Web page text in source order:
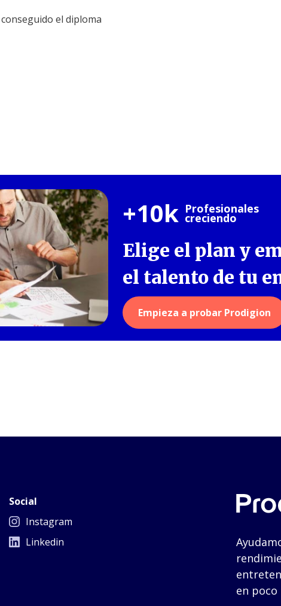
el diploma
+10k Profesionales
creciendo
Elige el plan y
el talento de tu
Empieza a probar Prodigion
Social
Instagram
Linkedin
en